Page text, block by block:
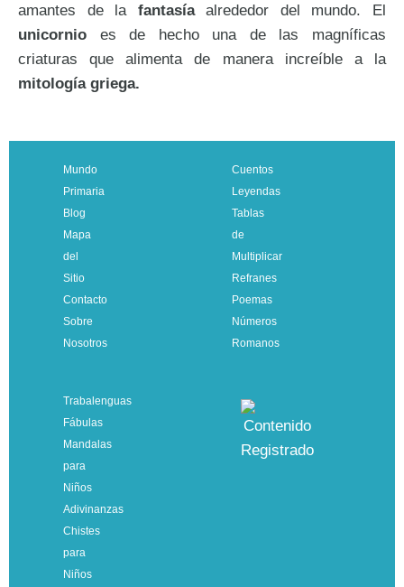
amantes de la fantasíaalrededor del mundo. El
unicornio es de hecho una de las magníficas
criaturas que alimenta de manera increíble a la
mitología griega.
Mundo
Primaria
Blog
Mapa
del
Sitio
Contacto
Sobre
Nosotros
Cuentos
Leyendas
Tablas
de
Multiplicar
Refranes
Poemas
Números
Romanos
Trabalenguas
Fábulas
Mandalas
para
Niños
Adivinanzas
Chistes
para
Niños